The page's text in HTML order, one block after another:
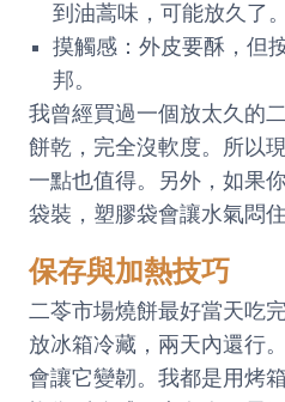
到油蒿味，可能放久了。
摸觸感：外皮要酥，但
邦。
我曾經買過一個放太久的
餅乾，完全沒軟度。所以
一點也值得。另外，如果
袋裝，塑膠袋會讓水氣悶
保存與加熱技巧
二苓市場燒餅最好當天吃
放冰箱冷藏，兩天內還行
會讓它變韌。我都是用烤